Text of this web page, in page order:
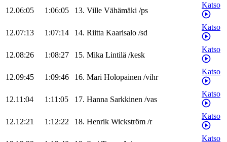
12.06:05 1:06:05 13. Ville Vähämäki /ps
Katso
12.07:13 1:07:14 14. Riitta Kaarisalo /sd
Katso
12.08:26 1:08:27 15. Mika Lintilä /kesk
Katso
12.09:45 1:09:46 16. Mari Holopainen /vihr
Katso
12.11:04 1:11:05 17. Hanna Sarkkinen /vas
Katso
12.12:21 1:12:22 18. Henrik Wickström /r
Katso
Katso